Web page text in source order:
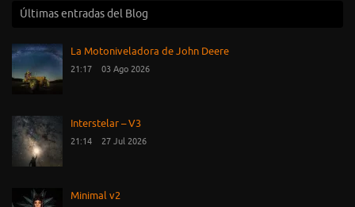
Últimas entradas del Blog
La Motoniveladora de John Deere
21:17 03 Ago 2026
Interstelar – V3
21:14 27 Jul 2026
Minimal v2